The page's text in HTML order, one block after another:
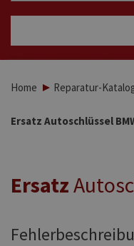
Home Reparatur-
Ersatz Autoschlüssel
Ersatz